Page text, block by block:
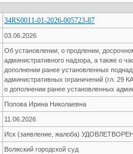
34RS0011-01-2026-005723-87
03.06.2026
Об установлении, о продлении,
административного надзора, а также о
дополнении ранее установленных
административных ограничений (гл. 29
о дополнении ранее установленных
Попова Ирина Николаевна
11.06.2026
Иск (заявление, жалоба) УДОВЛЕТВОРЕН
Волжский городской суд